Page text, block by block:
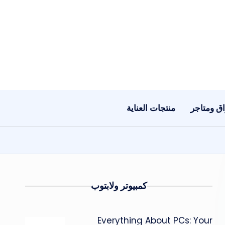
ومتاجر منتجات العناية
كمبيوتر ولابتوب
Everything About PCs: Your